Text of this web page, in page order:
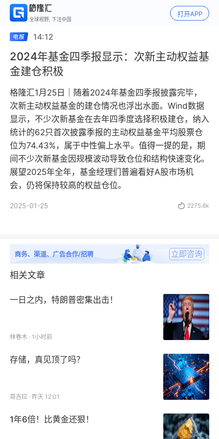
全球视野, 下注中国
打开APP
14:12
2024年基金四季报显示：次新主动权益基
金建仓积极
格隆汇1月25日｜随着2024年基金四季报披露完毕，
次新主动权益基金的建仓情况也浮出水面。Wind数据
显示，不少次新基金在去年四季度选择积极建仓，纳入
统计的62只首次披露季报的主动权益基金平均股票仓
位为74.43%，属于中性偏上水平。值得一提的是，期
间不少次新基金因规模波动导致仓位和结构快速变化。
展望2025年全年，基金经理们普遍看好A股市场机
会，仍将保持较高的权益仓位。
2025-01-25  2275.6k
商务、渠道、广告合作/招聘 立即咨询
相关文章
一日之内，特朗普密集出击！
林春木 · 1小时前
存储，真见顶了吗？
哥吉拉 · 昨天 12:01
1年6倍！比黄金还狠！